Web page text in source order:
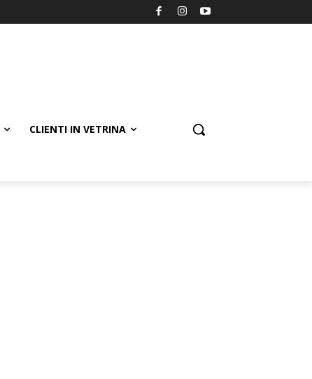
CLIENTI IN VETRINA